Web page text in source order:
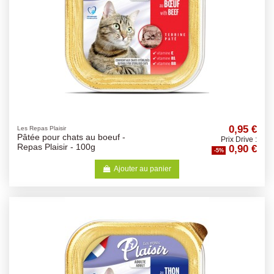
Les Repas Plaisir
Pâtée pour chats au boeuf -
Repas Plaisir - 100g
0,95 €
Prix Drive :
-5% 0,90 €
Ajouter au panier